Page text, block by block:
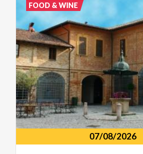
07/08/2026
FOOD & WINE